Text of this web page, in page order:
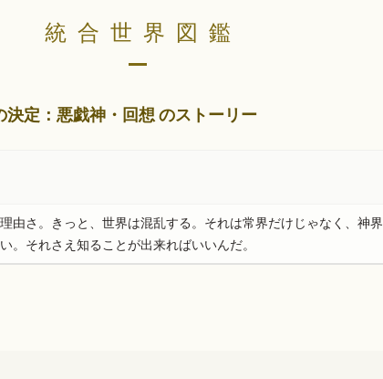
統合世界図鑑
決定：悪戯神・回想 のストーリー
由さ。きっと、世界は混乱する。それは常界だけじゃなく、神
。それさえ知ることが出来ればいいんだ。